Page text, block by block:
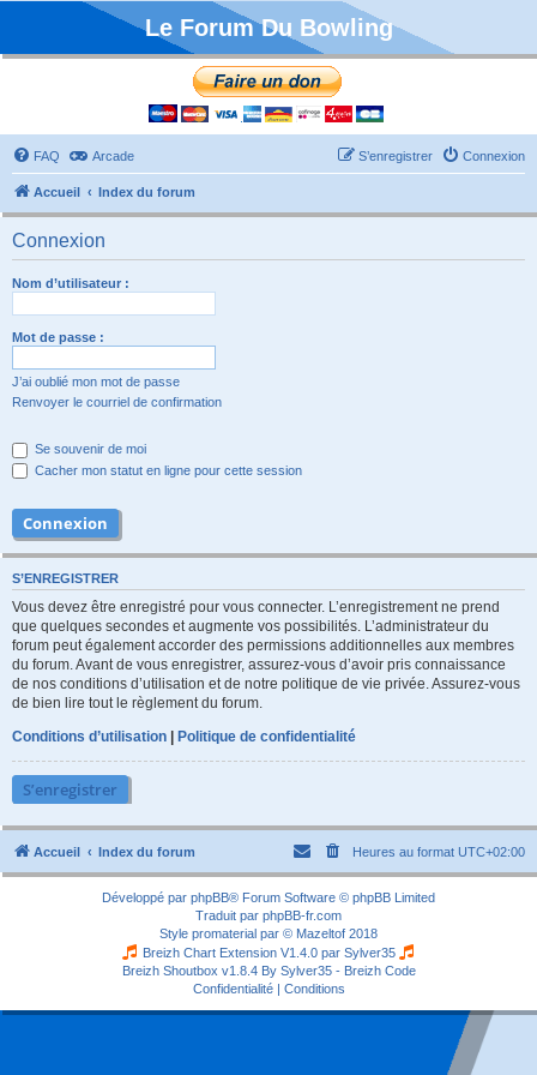
Le Forum Du Bowling
FAQ Arcade Connexion
S’enregistrer
Accueil Index du forum
Connexion
Nom d’utilisateur :
Mot de passe :
J’ai oublié mon mot de passe
Renvoyer le courriel de confirmation
Se souvenir de moi
Cacher mon statut en ligne pour cette session
S’ENREGISTRER
Vous devez être enregistré pour vous connecter. L’enregistrement ne prend
que quelques secondes et augmente vos possibilités. L’administrateur du
forum peut également accorder des permissions additionnelles aux membres
du forum. Avant de vous enregistrer, assurez-vous d’avoir pris connaissance
de nos conditions d’utilisation et de notre politique de vie privée. Assurez-vous
de bien lire tout le règlement du forum.
Conditions d’utilisation | Politique de confidentialité
S’enregistrer
Accueil Index du forum Heures au format UTC+02:00
Développé par phpBB® Forum Software © phpBB Limited
Traduit par phpBB-fr.com
Style promaterial par © Mazeltof 2018
Breizh Chart Extension V1.4.0 par Sylver35
Breizh Shoutbox v1.8.4 By Sylver35 - Breizh Code
Confidentialité| Conditions